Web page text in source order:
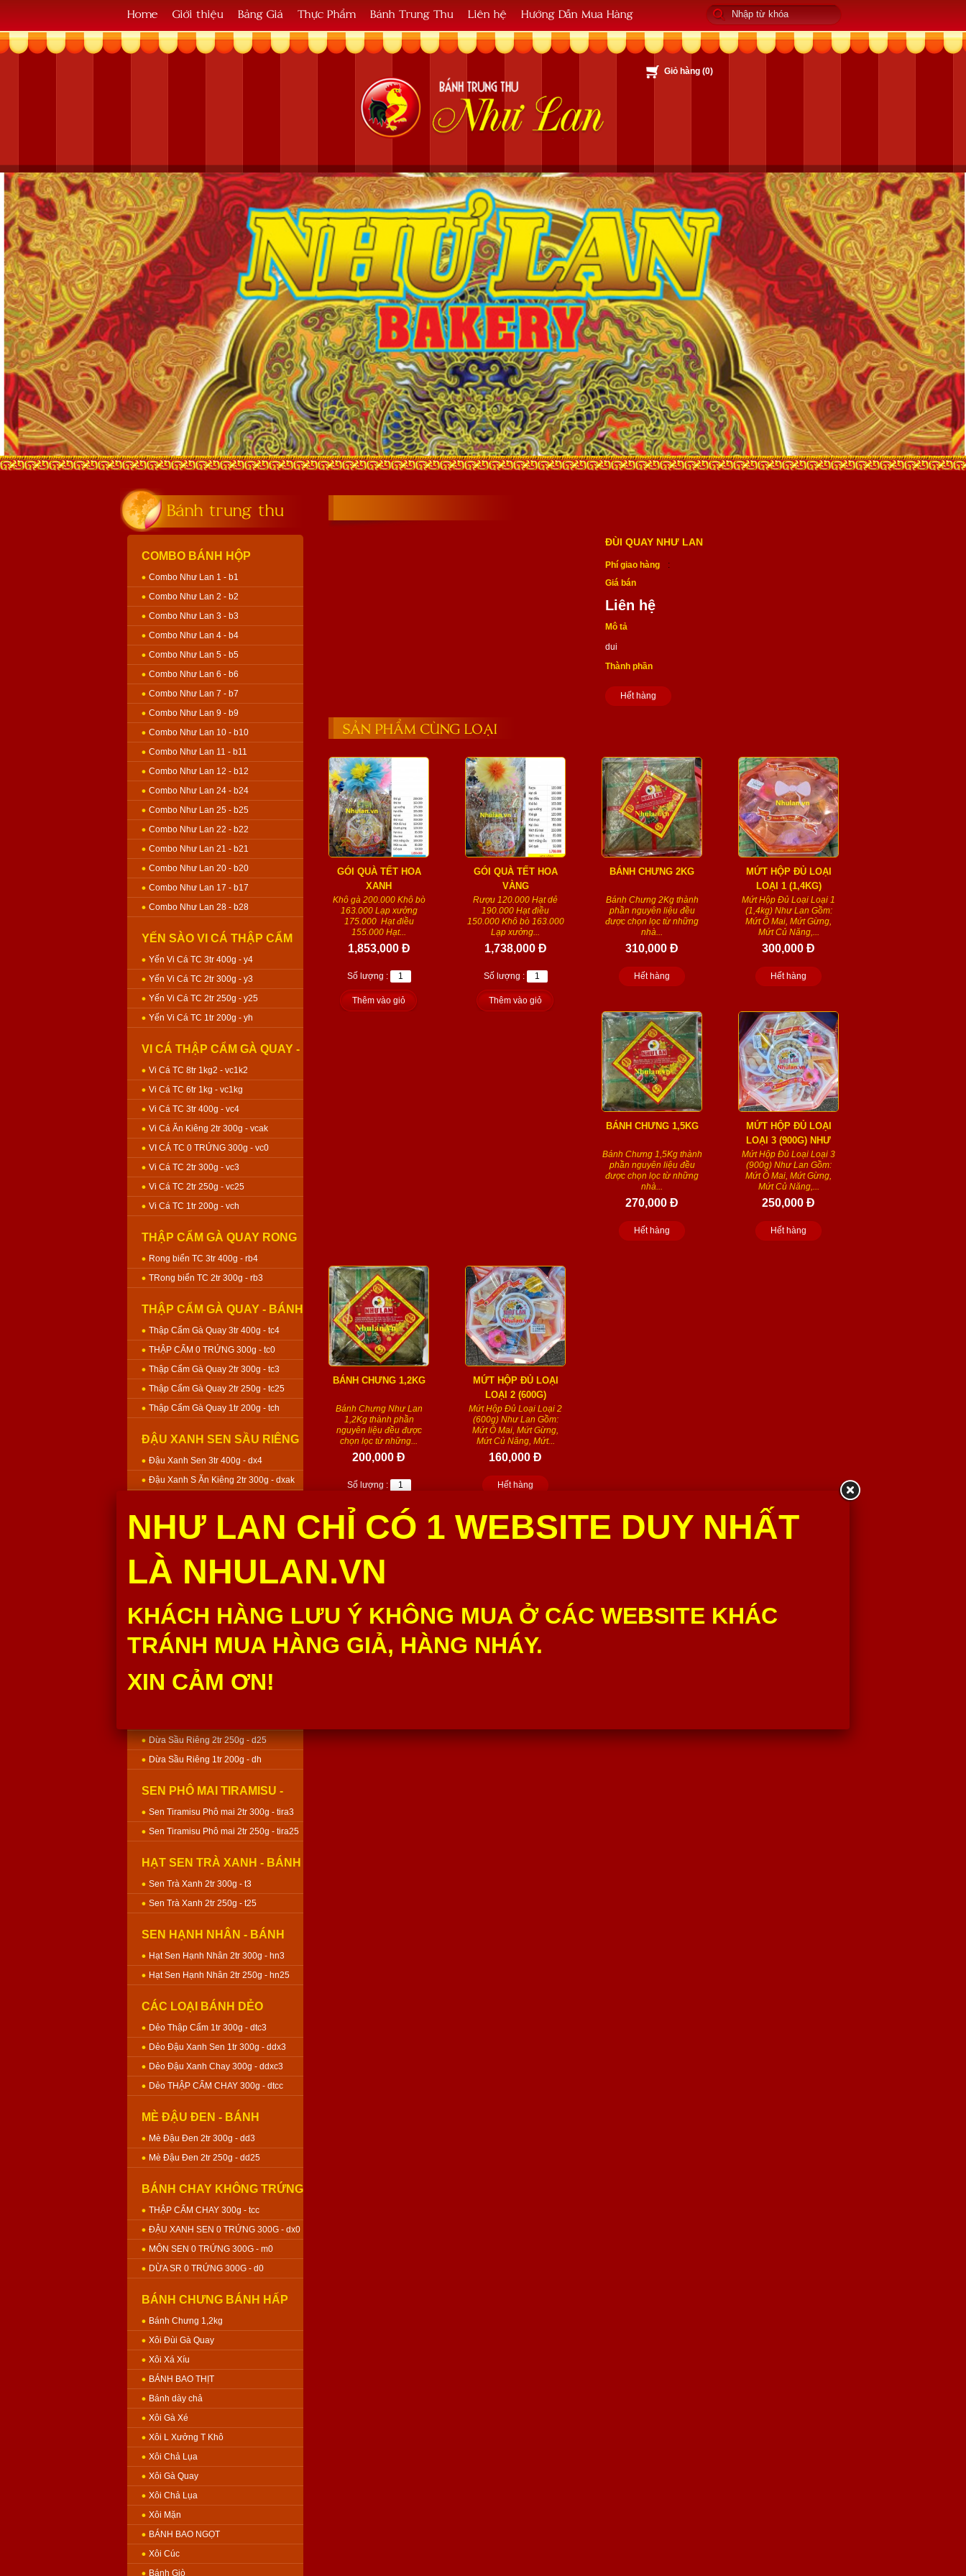
Home Giới thiệu Bảng Giá Thực Phẩm Bánh Trung Thu Liên hệ Hướng Dẫn Mua Hàng
Giỏ hàng (0)
Bánh trung thu
COMBO BÁNH HỘP
Combo Như Lan 1 - b1
Combo Như Lan 2 - b2
Combo Như Lan 3 - b3
Combo Như Lan 4 - b4
Combo Như Lan 5 - b5
Combo Như Lan 6 - b6
Combo Như Lan 7 - b7
Combo Như Lan 9 - b9
Combo Như Lan 10 - b10
Combo Như Lan 11 - b11
Combo Như Lan 12 - b12
Combo Như Lan 24 - b24
Combo Như Lan 25 - b25
Combo Như Lan 22 - b22
Combo Như Lan 21 - b21
Combo Như Lan 20 - b20
Combo Như Lan 17 - b17
Combo Như Lan 28 - b28
YẾN SÀO VI CÁ THẬP CẨM
GÀ QUAY - BÁNH NƯỚNG
Yến Vi Cá TC 3tr 400g - y4
Yến Vi Cá TC 2tr 300g - y3
Yến Vi Cá TC 2tr 250g - y25
Yến Vi Cá TC 1tr 200g - yh
VI CÁ THẬP CẨM GÀ QUAY -
BÁNH NƯỚNG
Vi Cá TC 8tr 1kg2 - vc1k2
Vi Cá TC 6tr 1kg - vc1kg
Vi Cá TC 3tr 400g - vc4
Vi Cá Ăn Kiêng 2tr 300g - vcak
VI CÁ TC 0 TRỨNG 300g - vc0
Vi Cá TC 2tr 300g - vc3
Vi Cá TC 2tr 250g - vc25
Vi Cá TC 1tr 200g - vch
THẬP CẨM GÀ QUAY RONG
BIỂN - BÁNH NƯỚNG
Rong biển TC 3tr 400g - rb4
TRong biển TC 2tr 300g - rb3
THẬP CẨM GÀ QUAY - BÁNH
NƯỚNG
Thập Cẩm Gà Quay 3tr 400g - tc4
THẬP CẨM 0 TRỨNG 300g - tc0
Thập Cẩm Gà Quay 2tr 300g - tc3
Thập Cẩm Gà Quay 2tr 250g - tc25
Thập Cẩm Gà Quay 1tr 200g - tch
ĐẬU XANH SEN SẦU RIÊNG
- BÁNH NƯỚNG
Đậu Xanh Sen 3tr 400g - dx4
Đậu Xanh S Ăn Kiêng 2tr 300g - dxak
Đậu Xanh Sen 2tr 250g - dx25
Đậu Xanh Sen 1tr 200g - dxh
MÔN SEN - BÁNH NƯỚNG
Môn Sen 2tr 300g - m3
Môn Sen 1tr 200g - mh200
DỪA SẦU RIÊNG - BÁNH
Dừa Sầu Riêng 2tr 250g - d25
Dừa Sầu Riêng 1tr 200g - dh
SEN PHÔ MAI TIRAMISU -
BÁNH NƯỚNG
Sen Tiramisu Phô mai 2tr 300g - tira3
Sen Tiramisu Phô mai 2tr 250g - tira25
HẠT SEN TRÀ XANH - BÁNH
NƯỚNG
Sen Trà Xanh 2tr 300g - t3
Sen Trà Xanh 2tr 250g - t25
SEN HẠNH NHÂN - BÁNH
NƯỚNG
Hạt Sen Hạnh Nhân 2tr 300g - hn3
Hạt Sen Hạnh Nhân 2tr 250g - hn25
CÁC LOẠI BÁNH DẺO
Dẻo Thập Cẩm 1tr 300g - dtc3
Dẻo Đậu Xanh Sen 1tr 300g - ddx3
Dẻo Đậu Xanh Chay 300g - ddxc3
Dẻo THẬP CẨM CHAY 300g - dtcc
MÈ ĐẬU ĐEN - BÁNH
NƯỚNG
Mè Đậu Đen 2tr 300g - dd3
Mè Đậu Đen 2tr 250g - dd25
BÁNH CHAY KHÔNG TRỨNG
- BÁNH NƯỚNG
THẬP CẨM CHAY 300g - tcc
ĐẬU XANH SEN 0 TRỨNG 300G - dx0
MÔN SEN 0 TRỨNG 300G - m0
DỪA SR 0 TRỨNG 300G - d0
BÁNH CHƯNG BÁNH HẤP
Bánh Chưng 1,2kg
Xôi Đùi Gà Quay
Xôi Xá Xíu
BÁNH BAO THỊT
Bánh dày chả
Xôi Gà Xé
Xôi L Xưởng T Khô
Xôi Chả Lụa
Xôi Gà Quay
Xôi Chả Lụa
Xôi Mặn
BÁNH BAO NGỌT
Xôi Cúc
Bánh Giò
ĐÙI QUAY NHƯ LAN
Phí giao hàng
:
Giá bán
Liên hệ
Mô tả
dui
Thành phần
Hết hàng
SẢN PHẨM CÙNG LOẠI
GÓI QUÀ TẾT HOA
XANH
Khô gà 200.000 Khô bò
163.000 Lạp xưởng
175.000 Hạt điều
155.000 Hạt...
1,853,000 Đ
Số lượng :
Thêm vào giỏ
GÓI QUÀ TẾT HOA
VÀNG
Rượu 120.000 Hạt dẻ
190.000 Hạt điều
150.000 Khô bò 163.000
Lạp xưởng...
1,738,000 Đ
Số lượng :
Thêm vào giỏ
BÁNH CHƯNG 2KG
Bánh Chưng 2Kg thành
phần nguyên liệu đều
được chọn lọc từ những
nhà...
310,000 Đ
Hết hàng
MỨT HỘP ĐỦ LOẠI
LOẠI 1 (1,4KG)
Mứt Hộp Đủ Loại Loại 1
(1,4kg) Như Lan Gồm:
Mứt Ô Mai, Mứt Gừng,
Mứt Củ Năng,...
300,000 Đ
Hết hàng
BÁNH CHƯNG 1,5KG
Bánh Chưng 1,5Kg thành
phần nguyên liệu đều
được chọn lọc từ những
nhà...
270,000 Đ
Hết hàng
MỨT HỘP ĐỦ LOẠI
LOẠI 3 (900G) NHƯ
LAN
Mứt Hộp Đủ Loại Loại 3
(900g) Như Lan Gồm:
Mứt Ô Mai, Mứt Gừng,
Mứt Củ Năng,...
250,000 Đ
Hết hàng
BÁNH CHƯNG 1,2KG
Bánh Chưng Như Lan
1,2Kg thành phần
nguyên liệu đều được
chọn lọc từ những...
200,000 Đ
Số lượng :
Thêm vào giỏ
MỨT HỘP ĐỦ LOẠI
LOẠI 2 (600G)
Mứt Hộp Đủ Loại Loại 2
(600g) Như Lan Gồm:
Mứt Ô Mai, Mứt Gừng,
Mứt Củ Năng, Mứt...
160,000 Đ
Hết hàng
NHƯ LAN CHỈ CÓ 1 WEBSITE DUY NHẤT
LÀ NHULAN.VN
KHÁCH HÀNG LƯU Ý KHÔNG MUA Ở CÁC WEBSITE KHÁC
TRÁNH MUA HÀNG GIẢ, HÀNG NHÁY.
XIN CẢM ƠN!